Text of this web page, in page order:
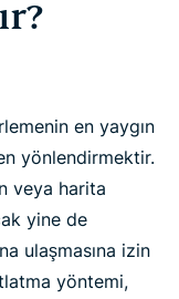
en yaygın
yönlendirmektir.
veya harita
yine de
ulaşmasına izin
yöntemi,